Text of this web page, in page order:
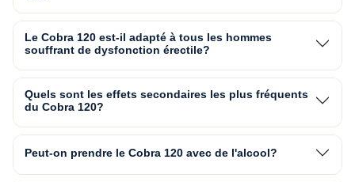
Le Cobra 120 est-il adapté à tous les hommes
souffrant de dysfonction érectile?
Quels sont les effets secondaires les plus fréquents
du Cobra 120?
Peut-on prendre le Cobra 120 avec de l'alcool?